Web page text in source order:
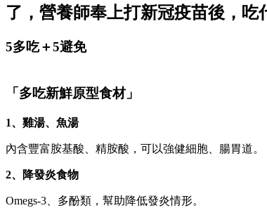
了，營養師奉上打新冠疫苗後，吃
5多吃＋5避免
「多吃新鮮原型食材」
1、雞湯、魚湯
內含豐富胺基酸、精胺酸，可以強健細胞、腸胃道。
2、降發炎食物
Omegs-3、多酚類，幫助降低發炎情形。